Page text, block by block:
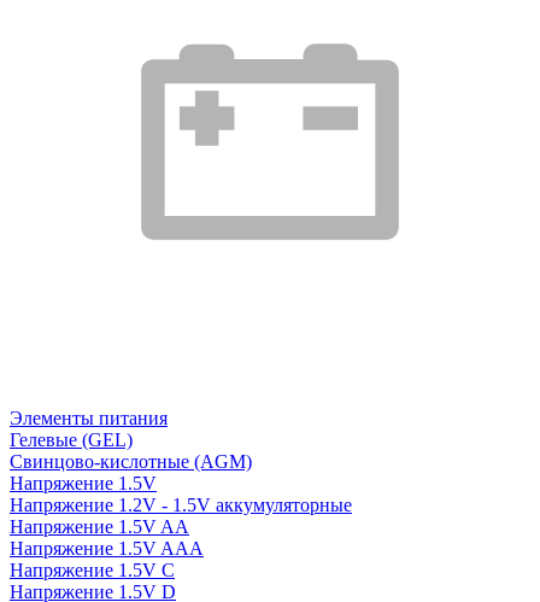
Элементы питания
Гелевые (GEL)
Свинцово-кислотные (AGM)
Напряжение 1.5V
Напряжение 1.2V - 1.5V аккумуляторные
Напряжение 1.5V AA
Напряжение 1.5V AAA
Напряжение 1.5V C
Напряжение 1.5V D